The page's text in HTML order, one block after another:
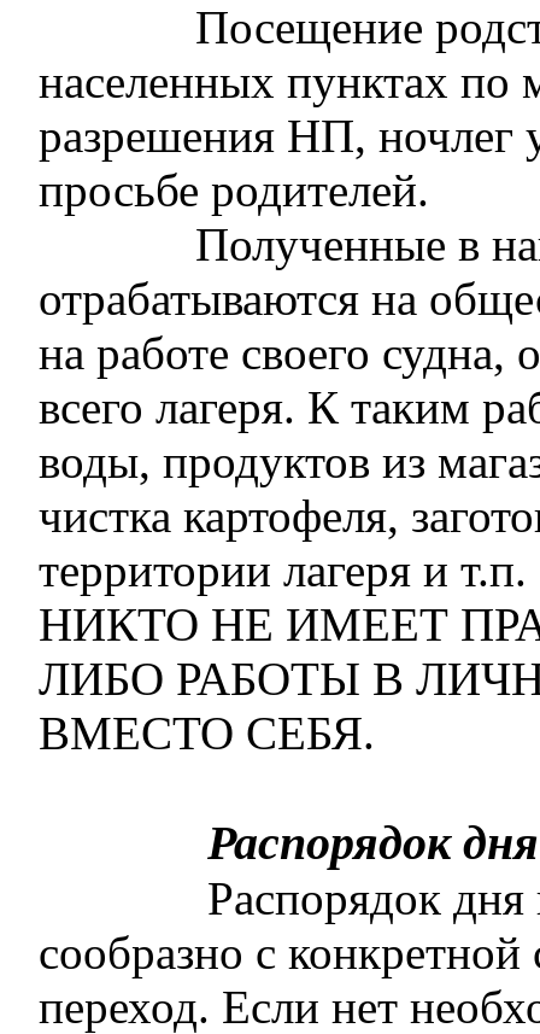
Посещение
населенных пунктах по
разрешения НП, ночлег
просьбе родителей.
Полученные в
отрабатываются на
на работе своего судна,
всего лагеря. К таким
воды, продуктов из
чистка картофеля,
территории лагеря и т.п.
НИКТО НЕ ИМЕЕТ
ЛИБО РАБОТЫ В
ВМЕСТО СЕБЯ.
Распорядок
Распорядок
сообразно с
переход. Если нет